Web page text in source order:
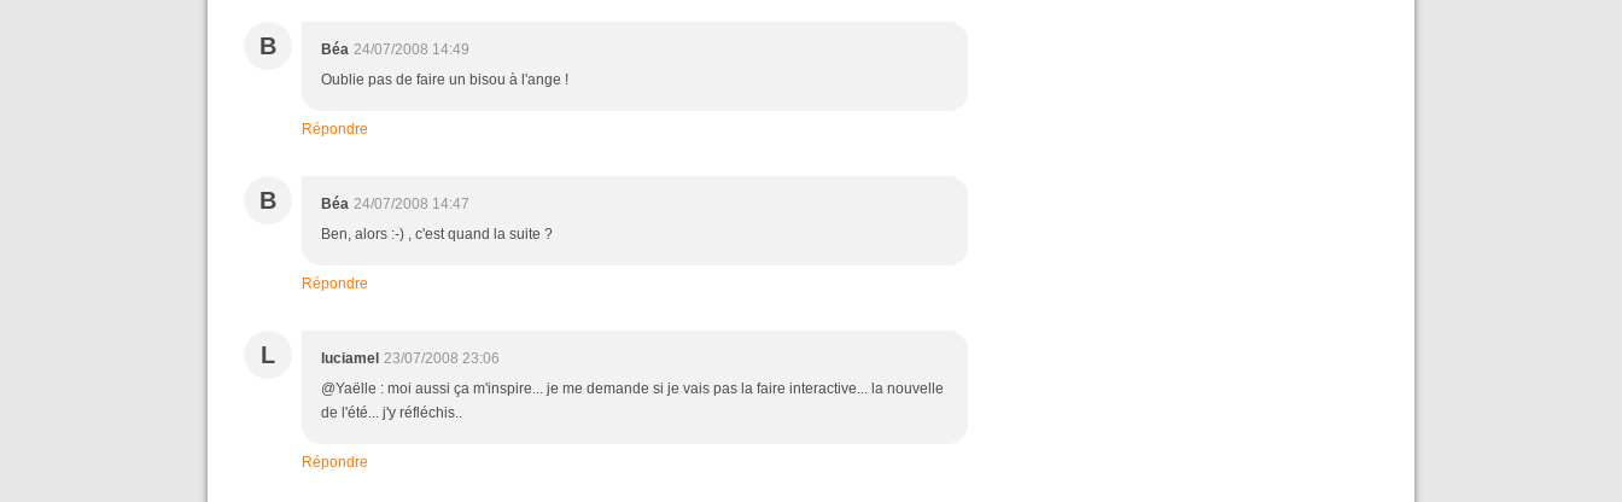
B Béa 24/07/2008 14:49
Oublie pas de faire un bisou à l'ange !
Répondre
B Béa 24/07/2008 14:47
Ben, alors :-) , c'est quand la suite ?
Répondre
L luciamel 23/07/2008 23:06
@Yaëlle : moi aussi ça m'inspire... je me demande si je vais pas la faire interactive... la nouvelle
de l'été... j'y réfléchis..
Répondre